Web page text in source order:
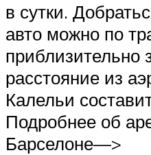
в сутки.
авто можно по
приблизительно
расстояние из
Калельи
Подробнее об
Барселоне—>